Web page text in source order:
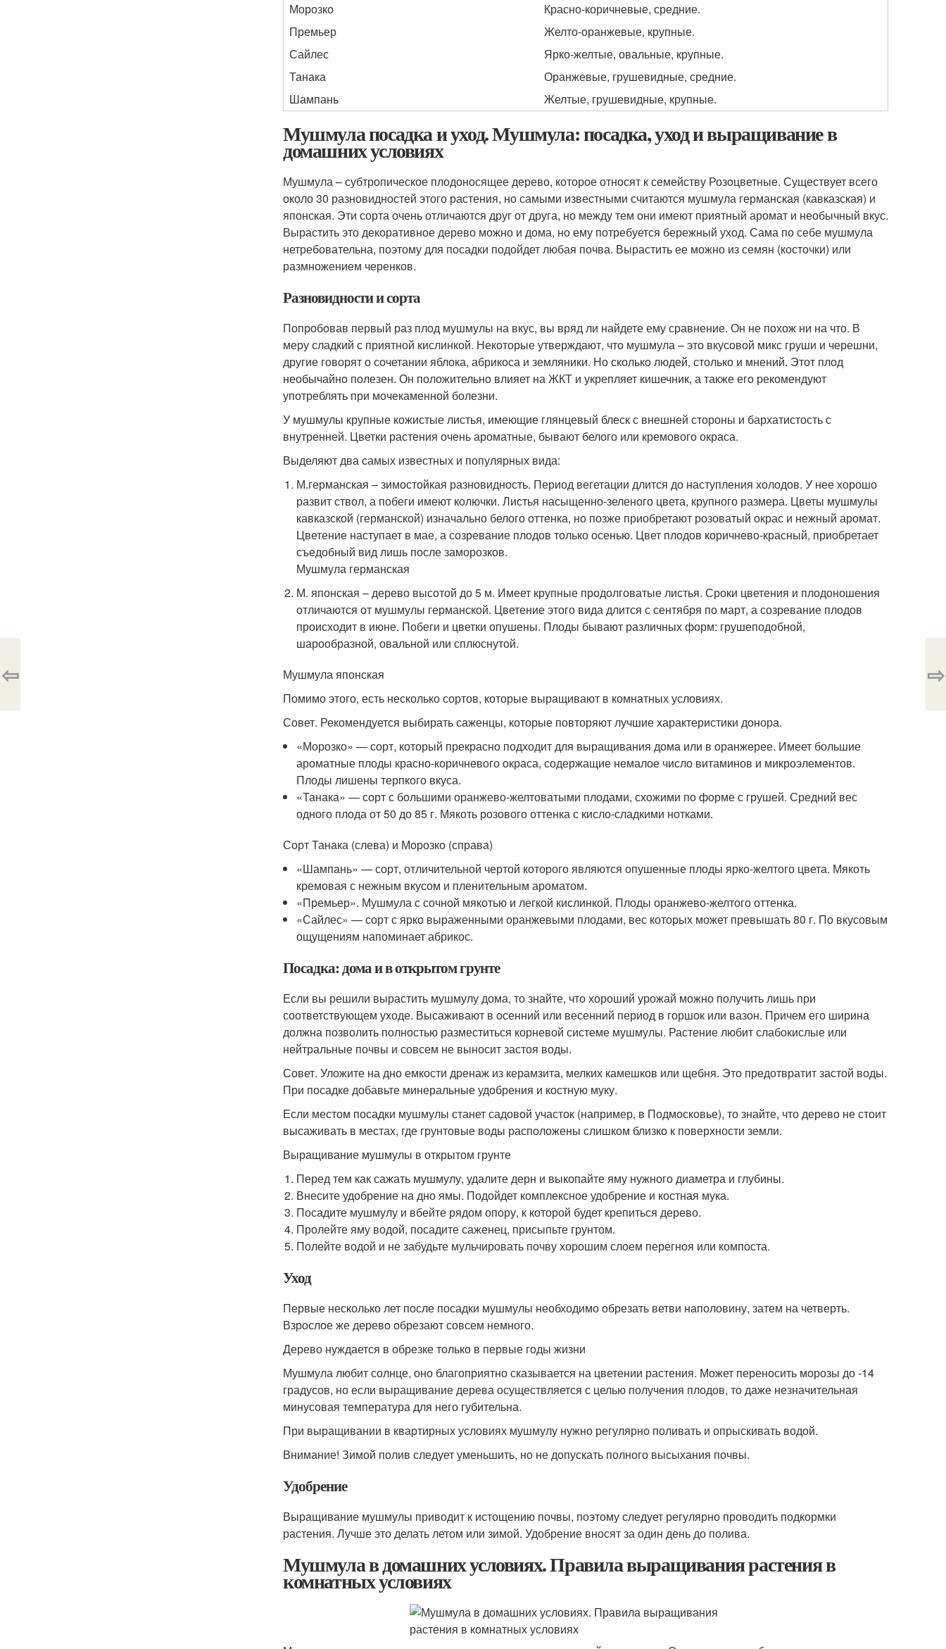
Морозко
Красно-коричневые, средние.
Премьер
Желто-оранжевые, крупные.
Сайлес
Ярко-желтые, овальные, крупные.
Танака
Оранжевые, грушевидные, средние.
Шампань
Желтые, грушевидные, крупные.
Мушмула посадка и уход. Мушмула: посадка, уход и выращивание в
домашних условиях
Мушмула – субтропическое плодоносящее дерево, которое относят к семейству Розоцветные. Существует всего
около 30 разновидностей этого растения, но самыми известными считаются мушмула германская (кавказская) и
японская. Эти сорта очень отличаются друг от друга, но между тем они имеют приятный аромат и необычный вкус.
Вырастить это декоративное дерево можно и дома, но ему потребуется бережный уход. Сама по себе мушмула
нетребовательна, поэтому для посадки подойдет любая почва. Вырастить ее можно из семян (косточки) или
размножением черенков.
Разновидности и сорта
Попробовав первый раз плод мушмулы на вкус, вы вряд ли найдете ему сравнение. Он не похож ни на что. В
меру сладкий с приятной кислинкой. Некоторые утверждают, что мушмула – это вкусовой микс груши и черешни,
другие говорят о сочетании яблока, абрикоса и земляники. Но сколько людей, столько и мнений. Этот плод
необычайно полезен. Он положительно влияет на ЖКТ и укрепляет кишечник, а также его рекомендуют
употреблять при мочекаменной болезни.
У мушмулы крупные кожистые листья, имеющие глянцевый блеск с внешней стороны и бархатистость с
внутренней. Цветки растения очень ароматные, бывают белого или кремового окраса.
Выделяют два самых известных и популярных вида:
М.германская – зимостойкая разновидность. Период вегетации длится до наступления холодов. У нее хорошо
развит ствол, а побеги имеют колючки. Листья насыщенно-зеленого цвета, крупного размера. Цветы мушмулы
кавказской (германской) изначально белого оттенка, но позже приобретают розоватый окрас и нежный аромат.
Цветение наступает в мае, а созревание плодов только осенью. Цвет плодов коричнево-красный, приобретает
съедобный вид лишь после заморозков.
Мушмула германская
М. японская – дерево высотой до 5 м. Имеет крупные продолговатые листья. Сроки цветения и плодоношения
отличаются от мушмулы германской. Цветение этого вида длится с сентября по март, а созревание плодов
происходит в июне. Побеги и цветки опушены. Плоды бывают различных форм: грушеподобной,
шарообразной, овальной или сплюснутой.
Мушмула японская
Помимо этого, есть несколько сортов, которые выращивают в комнатных условиях.
Совет. Рекомендуется выбирать саженцы, которые повторяют лучшие характеристики донора.
«Морозко» — сорт, который прекрасно подходит для выращивания дома или в оранжерее. Имеет большие
ароматные плоды красно-коричневого окраса, содержащие немалое число витаминов и микроэлементов.
Плоды лишены терпкого вкуса.
«Танака» — сорт с большими оранжево-желтоватыми плодами, схожими по форме с грушей. Средний вес
одного плода от 50 до 85 г. Мякоть розового оттенка с кисло-сладкими нотками.
Сорт Танака (слева) и Морозко (справа)
«Шампань» — сорт, отличительной чертой которого являются опушенные плоды ярко-желтого цвета. Мякоть
кремовая с нежным вкусом и пленительным ароматом.
«Премьер». Мушмула с сочной мякотью и легкой кислинкой. Плоды оранжево-желтого оттенка.
«Сайлес» — сорт с ярко выраженными оранжевыми плодами, вес которых может превышать 80 г. По вкусовым
ощущениям напоминает абрикос.
Посадка: дома и в открытом грунте
Если вы решили вырастить мушмулу дома, то знайте, что хороший урожай можно получить лишь при
соответствующем уходе. Высаживают в осенний или весенний период в горшок или вазон. Причем его ширина
должна позволить полностью разместиться корневой системе мушмулы. Растение любит слабокислые или
нейтральные почвы и совсем не выносит застоя воды.
Совет. Уложите на дно емкости дренаж из керамзита, мелких камешков или щебня. Это предотвратит застой воды.
При посадке добавьте минеральные удобрения и костную муку.
Если местом посадки мушмулы станет садовой участок (например, в Подмосковье), то знайте, что дерево не стоит
высаживать в местах, где грунтовые воды расположены слишком близко к поверхности земли.
Выращивание мушмулы в открытом грунте
Перед тем как сажать мушмулу, удалите дерн и выкопайте яму нужного диаметра и глубины.
Внесите удобрение на дно ямы. Подойдет комплексное удобрение и костная мука.
Посадите мушмулу и вбейте рядом опору, к которой будет крепиться дерево.
Пролейте яму водой, посадите саженец, присыпьте грунтом.
Полейте водой и не забудьте мульчировать почву хорошим слоем перегноя или компоста.
Уход
Первые несколько лет после посадки мушмулы необходимо обрезать ветви наполовину, затем на четверть.
Взрослое же дерево обрезают совсем немного.
Дерево нуждается в обрезке только в первые годы жизни
Мушмула любит солнце, оно благоприятно сказывается на цветении растения. Может переносить морозы до -14
градусов, но если выращивание дерева осуществляется с целью получения плодов, то даже незначительная
минусовая температура для него губительна.
При выращивании в квартирных условиях мушмулу нужно регулярно поливать и опрыскивать водой.
Внимание! Зимой полив следует уменьшить, но не допускать полного высыхания почвы.
Удобрение
Выращивание мушмулы приводит к истощению почвы, поэтому следует регулярно проводить подкормки
растения. Лучше это делать летом или зимой. Удобрение вносят за один день до полива.
Мушмула в домашних условиях. Правила выращивания растения в
комнатных условиях
⇦ ⇨